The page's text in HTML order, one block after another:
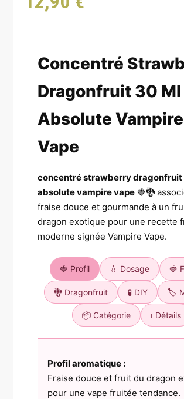
Concentré
Dragonfruit 30 Ml
Absolute Vampire
Vape
concentré strawberry dragonfruit
absolute vampire vape 🍓🐉
fraise douce et gourmande à un
dragon exotique pour une recette
moderne signée Vampire Vape.
🍓 Profil 💧 Dosage 🍓
🐉 Dragonfruit 🧪 DIY 🏷️
📦 Catégorie ℹ️ Détails
Profil aromatique :
Fraise douce et fruit du dragon
pour une vape fruitée tendance.